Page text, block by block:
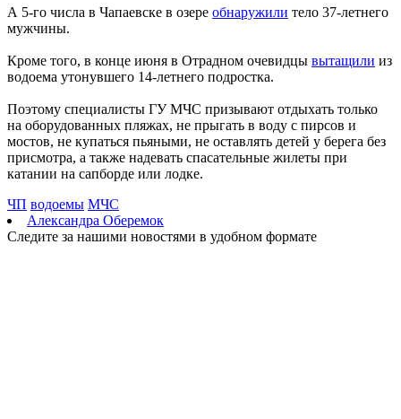
Самарца отправили в колонию за похищение телефона и
денег с карты
В Тольятти спасли подростков на сапборде, которых унесло от
берега
9 августа на нескольких улицах Самары не будет холодной
воды
09.08.2026 | 10:29
В Самарской области 9 августа около 5 часов действовала
беспилотная опасность
Врач перечислил полезные для работы мозга продукты
09.08.2026 | 10:05
Вячеслав Федорищев поздравил жителей Самарской области с
А 5-го числа в Чапаевске в озере обнаружили тело 37-летнего
мужчины.
Кроме того, в конце июня в Отрадном очевидцы вытащили из
водоема утонувшего 14-летнего подростка.
Поэтому специалисты ГУ МЧС призывают отдыхать только
на оборудованных пляжах, не прыгать в воду с пирсов и
мостов, не купаться пьяными, не оставлять детей у берега без
присмотра, а также надевать спасательные жилеты при
катании на сапборде или лодке.
ЧП водоемы МЧС
Александра Оберемок
Следите за нашими новостями в удобном формате